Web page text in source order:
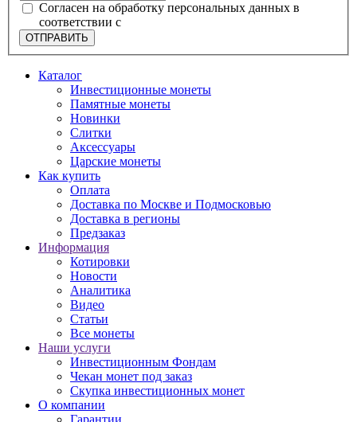
Согласен на обработку персональных данных в
соответствии с
ОТПРАВИТЬ
Каталог
Инвестиционные монеты
Памятные монеты
Новинки
Слитки
Аксессуары
Царские монеты
Как купить
Оплата
Доставка по Москве и Подмосковью
Доставка в регионы
Предзаказ
Информация
Котировки
Новости
Аналитика
Видео
Статьи
Все монеты
Наши услуги
Инвестиционным Фондам
Чекан монет под заказ
Скупка инвестиционных монет
О компании